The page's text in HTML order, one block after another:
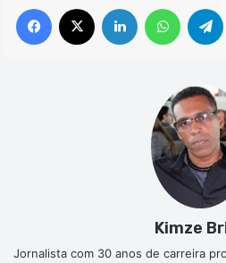
Facebook Linkedin
Kimze
Jornalista com 30 anos de carreira